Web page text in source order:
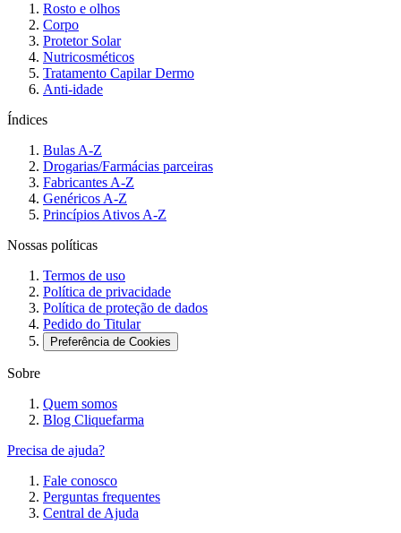
Rosto e olhos
Corpo
Protetor Solar
Nutricosméticos
Tratamento Capilar Dermo
Anti-idade
Índices
Bulas A-Z
Drogarias/Farmácias parceiras
Fabricantes A-Z
Genéricos A-Z
Princípios Ativos A-Z
Nossas políticas
Termos de uso
Política de privacidade
Política de proteção de dados
Pedido do Titular
Preferência de Cookies
Sobre
Quem somos
Blog Cliquefarma
Precisa de ajuda?
Fale conosco
Perguntas frequentes
Central de Ajuda